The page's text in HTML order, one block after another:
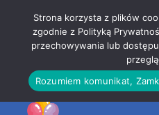
treści
strony
Strona korzysta z plików
zgodnie z Polityką
przechowywania lub
Rozumiem komunikat,